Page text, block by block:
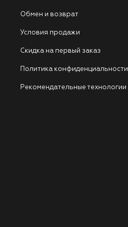
Обмен и возврат
Условия продажи
Скидка на первый заказ
Политика конфиденциальности
Рекомендательные технологии